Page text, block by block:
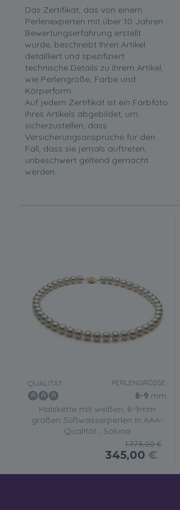
Das Zertifikat, das von einem
Perlenexperten mit über 10 Jahren
Bewertungserfahrung erstellt
wurde, beschreibt Ihren Artikel
detailliert und spezifiziert
technische Details zu Ihrem Artikel,
wie Perlengröße, Farbe und
Körperform.
Auf jedem Zertifikat ist ein Farbfoto
Ihres Artikels abgebildet, um
sicherzustellen, dass
Versicherungsansprüche für den
Fall, dass sie jemals auftreten,
unbeschwert geltend gemacht
werden.
QUALITÄT: PERLENGRÖSSE:
8-9 mm
Halskette mit weißen, 8-9mm
großen Süßwasserperlen in AAA-
Qualität , Soluna
1.779,00 €
345,00 €